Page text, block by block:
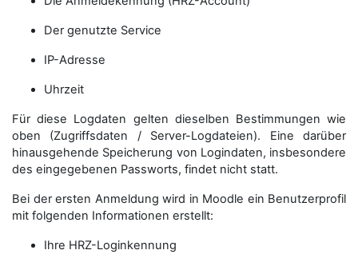
Der genutzte Service
IP-Adresse
Uhrzeit
Für diese Logdaten gelten dieselben Bestimmungen wie
oben (Zugriffsdaten / Server-Logdateien). Eine darüber
hinausgehende Speicherung von Logindaten, insbesondere
des eingegebenen Passworts, findet nicht statt.
Bei der ersten Anmeldung wird in Moodle ein Benutzerprofil
mit folgenden Informationen erstellt:
Ihre HRZ-Loginkennung